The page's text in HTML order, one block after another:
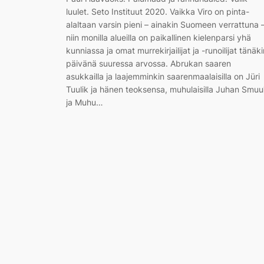
luulet. Seto Instituut 2020. Vaikka Viro on pinta-
alaltaan varsin pieni – ainakin Suomeen verrattuna
niin monilla alueilla on paikallinen kielenparsi yhä
kunniassa ja omat murrekirjailijat ja -runoilijat
päivänä suuressa arvossa. Abrukan saaren
asukkailla ja laajemminkin saarenmaalaisilla on Jüri
Tuulik ja hänen teoksensa, muhulaisilla Juhan
ja Muhu…